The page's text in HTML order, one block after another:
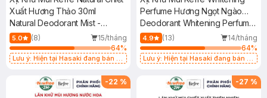
Xuất Hương Thảo 30ml
Natural Deodorant Mist -
Rosemary
5.0 (8)
15/tháng
64%
Lưu ý: Hiện tại Hasaki đang bán cả
Perfume Hương Ngọt Ngào
30ml
Deodorant Whitening Perfume
Mist - Sweetie
4.9 (13)
14/tháng
64%
Lưu ý: Hiện tại Hasaki đang bán cả
-22 % -27 %